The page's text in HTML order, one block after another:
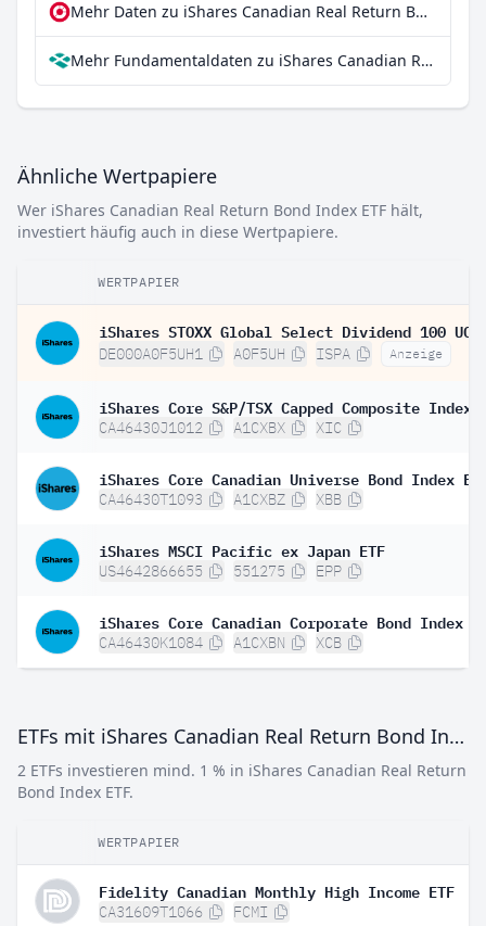
Mehr Daten zu iShares Canadian Real Return Bond Index ETF bei extraETF
Mehr Fundamentaldaten zu iShares Canadian Real Return Bond Index ETF bei Parqet
Ähnliche Wertpapiere
Wer iShares Canadian Real Return Bond Index ETF hält,
investiert häufig auch in diese Wertpapiere.
WERTPAPIER
DE000A0F5UH1 A0F5UH ISPA Anzeige
iShares Core S&P/TSX Capped Composite Index
CA46430J1012 A1CXBX XIC
iShares Core Canadian Universe Bond Index
CA46430T1093 A1CXBZ XBB
iShares MSCI Pacific ex Japan ETF
US4642866655 551275 EPP
iShares Core Canadian Corporate Bond Index
CA46430K1084 A1CXBN XCB
ETFs mit iShares Canadian Real Return Bond Index ETF
2 ETFs investieren mind. 1 % in iShares Canadian Real Return
Bond Index ETF.
WERTPAPIER
Fidelity Canadian Monthly High Income ETF
CA31609T1066 FCMI